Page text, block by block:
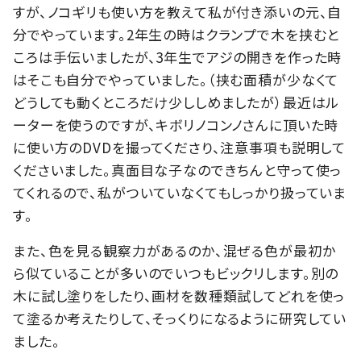
すが、ノコギリも使い方を教えて私が付き添いの元、自
分でやっています。2年生の時はクランプで木を挟むと
ころは手伝いましたが、3年生でアジの開きを作った時
はそこも自分でやっていました。（挟む面積が少なくて
どうしても動くところだけ少ししめましたが）最近はル
ーターを使うのですが、キボリノコンノさんに頂いた時
に使い方のDVDを撮ってくださり、注意事項も説明して
くださいました。真面目な子なのできちんと守って使っ
てくれるので、私がついていなくてもしっかり扱っていま
す。
また、色を見る観察力があるのか、混ぜる色が最初か
ら似ていることが多いのでいつもビックリします。別の
木に試し塗りをしたり、画材を数種類試してどれを使っ
て塗るか考えたりして、そっくりになるように研究してい
ました。